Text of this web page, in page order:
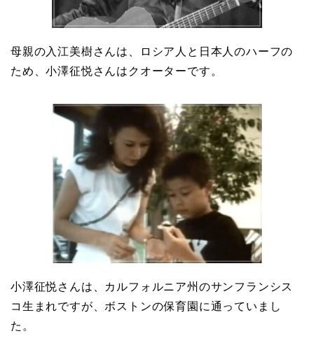
母親の入江美樹さんは、ロシア人と日本人のハーフの
ため、小澤征悦さんはクオーターです。
小澤征悦さんは、カルフォルニア州のサンフランシス
コ生まれですが、ボストンの保育園に通っていまし
た。